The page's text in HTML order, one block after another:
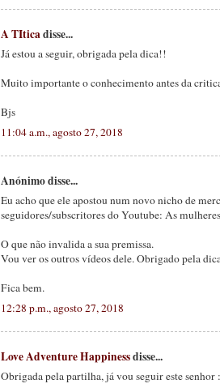
A TIticadisse...
Já estou a seguir, obrigada pela dica!!
Muito importante o conhecimento antes da
Bjs
11:04 a.m., agosto 27, 2018
Anónimo disse...
Eu acho que ele apostou num novo nicho de
seguidores/subscritores do Youtube: As
O que não invalida a sua premissa.
Vou ver os outros vídeos dele. Obrigado pela
Fica bem.
12:28 p.m., agosto 27, 2018
Love Adventure Happinessdisse...
Obrigada pela partilha, já vou seguir este senhor